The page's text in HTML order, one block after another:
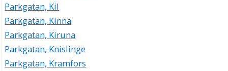
Parkgatan, Kil
Parkgatan, Kinna
Parkgatan, Kiruna
Parkgatan, Knislinge
Parkgatan, Kramfors